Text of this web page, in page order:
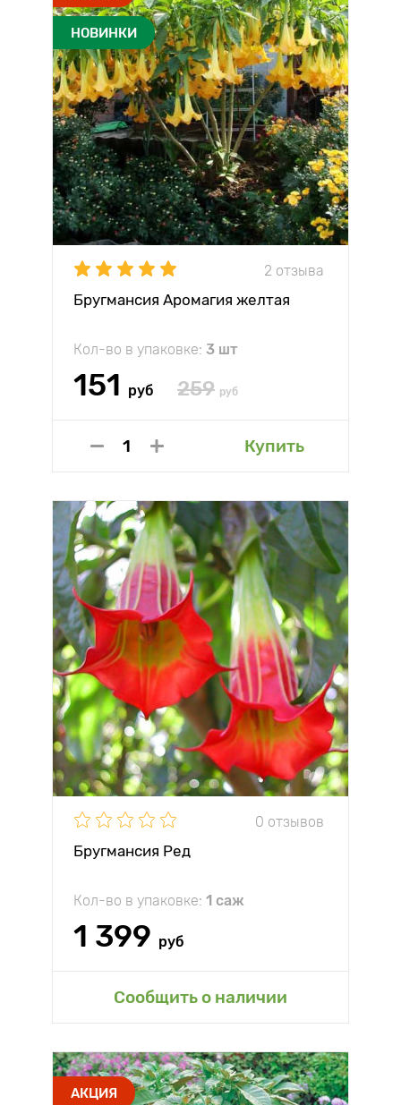
НОВИНКИ
2 отзыва
Бругмансия Аромагия желтая
Кол-во в упаковке: 3 шт
151 руб 259 руб
Купить
0 отзывов
Бругмансия Ред
Кол-во в упаковке: 1 саж
1 399 руб
Сообщить о наличии
АКЦИЯ